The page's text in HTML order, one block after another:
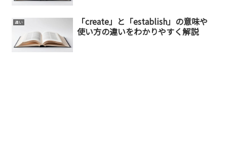
違い
「create」と「establish」の意味や
使い方の違いをわかりやすく解説